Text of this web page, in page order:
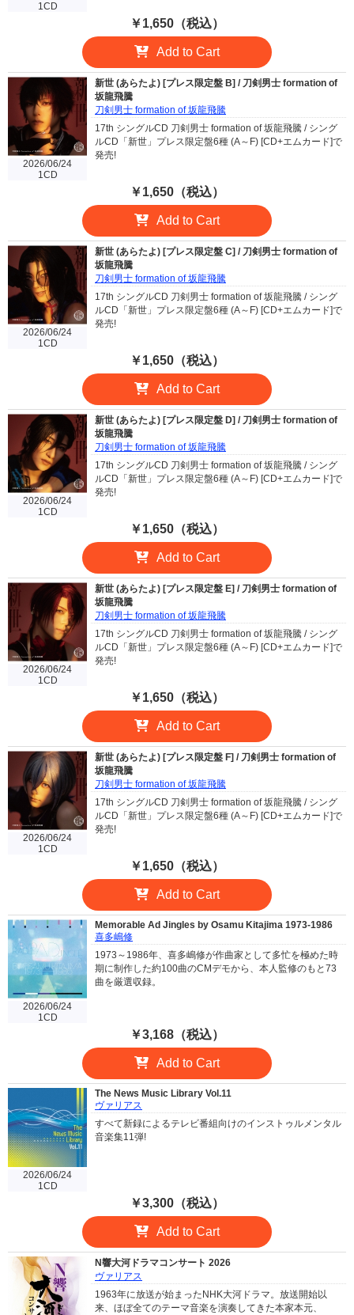
1CD
￥1,650（税込）
Add to Cart
2026/06/24
1CD
新世 (あらたよ) [プレス限定盤 B] / 刀剣男士 formation of
坂龍飛騰
刀剣男士 formation of 坂龍飛騰
17th シングルCD 刀剣男士 formation of 坂龍飛騰 / シング
ルCD「新世」プレス限定盤6種 (A～F) [CD+エムカード]で
発売!
￥1,650（税込）
Add to Cart
2026/06/24
1CD
新世 (あらたよ) [プレス限定盤 C] / 刀剣男士 formation of
坂龍飛騰
刀剣男士 formation of 坂龍飛騰
17th シングルCD 刀剣男士 formation of 坂龍飛騰 / シング
ルCD「新世」プレス限定盤6種 (A～F) [CD+エムカード]で
発売!
￥1,650（税込）
Add to Cart
2026/06/24
1CD
新世 (あらたよ) [プレス限定盤 D] / 刀剣男士 formation of
坂龍飛騰
刀剣男士 formation of 坂龍飛騰
17th シングルCD 刀剣男士 formation of 坂龍飛騰 / シング
ルCD「新世」プレス限定盤6種 (A～F) [CD+エムカード]で
発売!
￥1,650（税込）
Add to Cart
2026/06/24
1CD
新世 (あらたよ) [プレス限定盤 E] / 刀剣男士 formation of
坂龍飛騰
刀剣男士 formation of 坂龍飛騰
17th シングルCD 刀剣男士 formation of 坂龍飛騰 / シング
ルCD「新世」プレス限定盤6種 (A～F) [CD+エムカード]で
発売!
￥1,650（税込）
Add to Cart
2026/06/24
1CD
新世 (あらたよ) [プレス限定盤 F] / 刀剣男士 formation of
坂龍飛騰
刀剣男士 formation of 坂龍飛騰
17th シングルCD 刀剣男士 formation of 坂龍飛騰 / シング
ルCD「新世」プレス限定盤6種 (A～F) [CD+エムカード]で
発売!
￥1,650（税込）
Add to Cart
2026/06/24
1CD
Memorable Ad Jingles by Osamu Kitajima 1973-1986
喜多嶋修
1973～1986年、喜多嶋修が作曲家として多忙を極めた時
期に制作した約100曲のCMデモから、本人監修のもと73
曲を厳選収録。
￥3,168（税込）
Add to Cart
2026/06/24
1CD
The News Music Library Vol.11
ヴァリアス
すべて新録によるテレビ番組向けのインストゥルメンタル
音楽集11弾!
￥3,300（税込）
Add to Cart
N響大河ドラマコンサート 2026
ヴァリアス
1963年に放送が始まったNHK大河ドラマ。放送開始以
来、ほぼ全てのテーマ音楽を演奏してきた本家本元、